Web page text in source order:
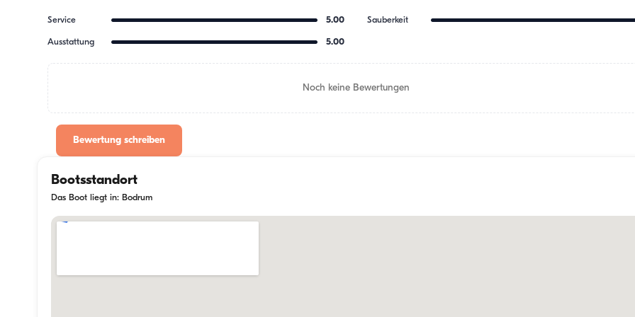
Service 5.00 Sauberkeit
Ausstattung 5.00
Noch keine Bewertungen
Bewertung schreiben
Bootsstandort
Das Boot liegt in: Bodrum